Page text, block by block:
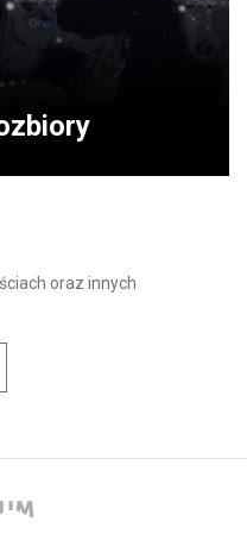
oraz innych